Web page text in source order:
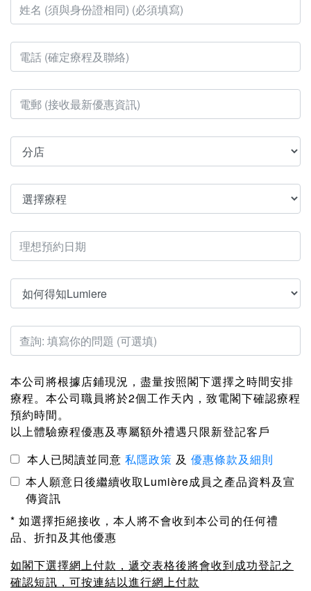
本公司將根據店鋪現況，盡量按照閣下選擇之時間安排
療程。本公司職員將於2個工作天內，致電閣下確認療程
預約時間。
以上體驗療程優惠及專屬額外禮遇只限新登記客戶
本人已閱讀並同意 私隱政策 及 優惠條款及細則
本人願意日後繼續收取Lumière成員之產品資料及宣
傳資訊
* 如選擇拒絕接收，本人將不會收到本公司的任何禮
品、折扣及其他優惠
如閣下選擇網上付款，遞交表格後將會收到成功登記之
確認短訊，可按連結以進行網上付款